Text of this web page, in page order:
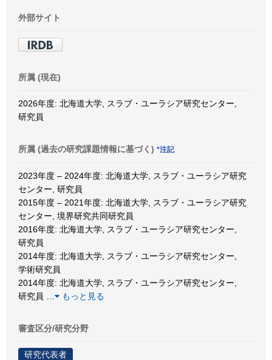
外部サイト
所属 (現在)
2026年度: 北海道大学, スラブ・ユーラシア研究センター,
研究員
所属 (過去の研究課題情報に基づく) *注記
2023年度 – 2024年度: 北海道大学, スラブ・ユーラシア研究
センター, 研究員
2015年度 – 2021年度: 北海道大学, スラブ・ユーラシア研究
センター, 境界研究共同研究員
2016年度: 北海道大学, スラブ・ユーラシア研究センター,
研究員
2014年度: 北海道大学, スラブ・ユーラシア研究センター,
学術研究員
2014年度: 北海道大学, スラブ・ユーラシア研究センター,
研究員
もっと見る
審査区分/研究分野
研究代表者